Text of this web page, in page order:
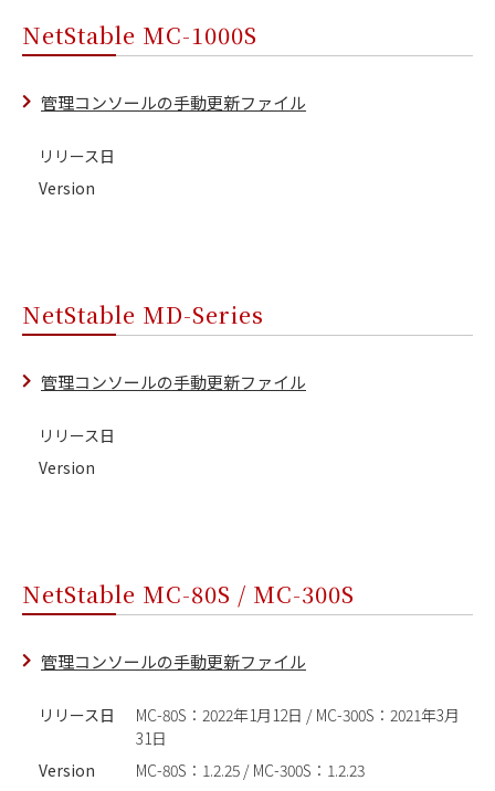
NetStable MC-1000S
管理コンソールの手動更新ファイル
リリース日
Version
NetStable MD-Series
管理コンソールの手動更新ファイル
リリース日
Version
NetStable MC-80S / MC-300S
管理コンソールの手動更新ファイル
リリース日
MC-80S：2022年1月12日 / MC-300S：2021年3月
31日
Version
MC-80S：1.2.25 / MC-300S：1.2.23